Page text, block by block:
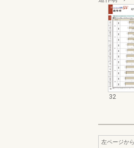
32
左ページか